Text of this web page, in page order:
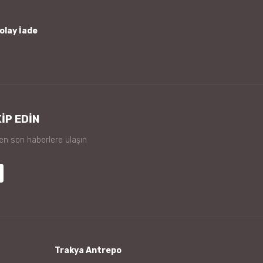
İade
EDİN
son haberlere ulaşın
Trakya Antrepo